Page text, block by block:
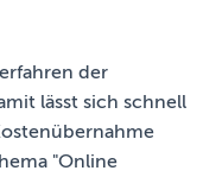
der
lässt sich schnell
"Online